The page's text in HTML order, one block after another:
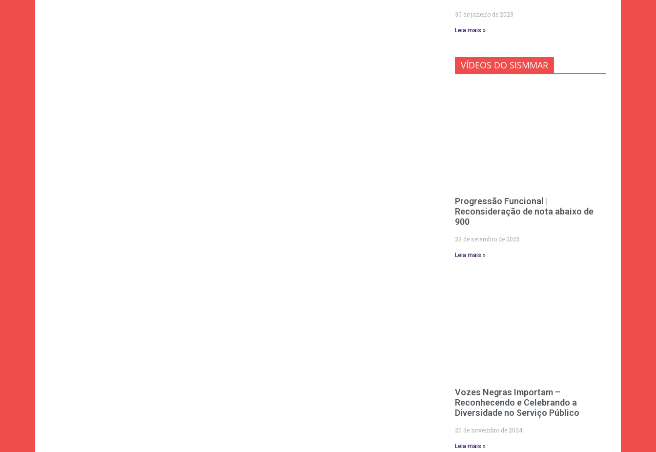
30 de janeiro de 2023
Leia mais »
VÍDEOS DO SISMMAR
Progressão Funcional |
Reconsideração de nota abaixo de
900
23 de setembro de 2025
Leia mais »
Vozes Negras Importam –
Reconhecendo e Celebrando a
Diversidade no Serviço Público
20 de novembro de 2024
Leia mais »